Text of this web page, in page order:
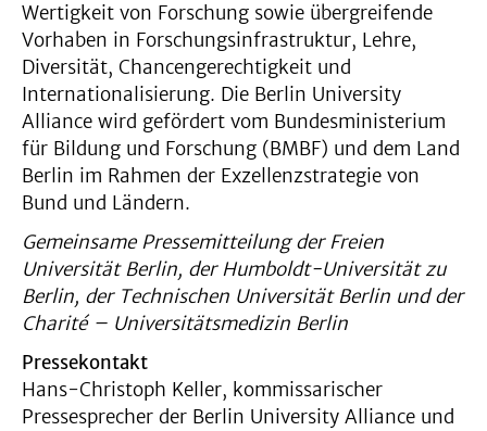
Wertigkeit von Forschung sowie übergreifende
Vorhaben in Forschungsinfrastruktur, Lehre,
Diversität, Chancengerechtigkeit und
Internationalisierung. Die Berlin University
Alliance wird gefördert vom Bundesministerium
für Bildung und Forschung (BMBF) und dem Land
Berlin im Rahmen der Exzellenzstrategie von
Bund und Ländern.
Gemeinsame Pressemitteilung der Freien
Universität Berlin, der Humboldt-Universität zu
Berlin, der Technischen Universität Berlin und der
Charité – Universitätsmedizin Berlin
Pressekontakt
Hans-Christoph Keller, kommissarischer
Pressesprecher der Berlin University Alliance und